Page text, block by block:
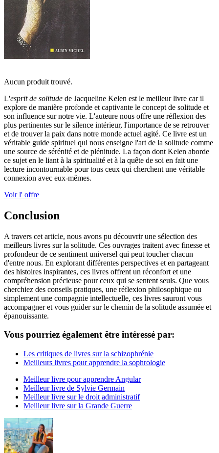
Aucun produit trouvé.
L'esprit de solitude de Jacqueline Kelen est le meilleur livre car il
explore de manière profonde et captivante le concept de solitude et
son influence sur notre vie. L'auteure nous offre une réflexion des
plus pertinentes sur le silence intérieur, l'importance de se retrouver
et de trouver la paix dans notre monde actuel agité. Ce livre est un
véritable guide spirituel qui nous enseigne l'art de la solitude comme
une source de sérénité et de plénitude. La façon dont Kelen aborde
ce sujet en le liant à la spiritualité et à la quête de soi en fait une
lecture incontournable pour tous ceux qui cherchent une véritable
connexion avec eux-mêmes.
Voir l' offre
Conclusion
A travers cet article, nous avons pu découvrir une sélection des
meilleurs livres sur la solitude. Ces ouvrages traitent avec finesse et
profondeur de ce sentiment universel qui peut toucher chacun
d'entre nous. En explorant différentes perspectives et en partageant
des histoires inspirantes, ces livres offrent un réconfort et une
compréhension précieuse pour ceux qui se sentent seuls. Que vous
cherchiez des conseils pratiques, une réflexion philosophique ou
simplement une compagnie intellectuelle, ces livres sauront vous
accompagner et vous guider sur le chemin de la solitude assumée et
épanouissante.
Vous pourriez également être intéressé par:
Les critiques de livres sur la schizophrénie
Meilleurs livres pour apprendre la sophrologie
Meilleur livre pour apprendre Angular
Meilleur livre de Sylvie Germain
Meilleur livre sur le droit administratif
Meilleur livre sur la Grande Guerre